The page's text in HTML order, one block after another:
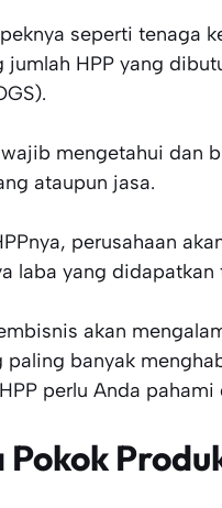
seperti tenaga
HPP yang
mengetahui dan
ataupun jasa.
perusahaan
laba yang
akan
paling banyak
perlu Anda